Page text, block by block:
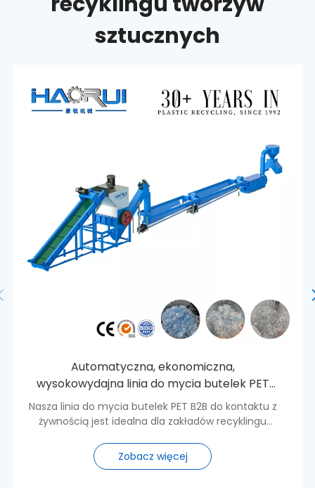
sztucznych
Automatyczna, ekonomiczna,
wysokowydajna linia do mycia butelek PET
klasy spożywczej B2B z myciem na gorąco
Nasza linia do mycia butelek PET B2B do kontaktu z
żywnością jest idealna dla zakładów recyklingu
Ta linia myjąca została specjalnie zaprojektowana
do butelek PET i nadaje się do celów spożywczych.
Zobacz więcej